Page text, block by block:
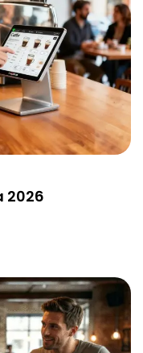
2026